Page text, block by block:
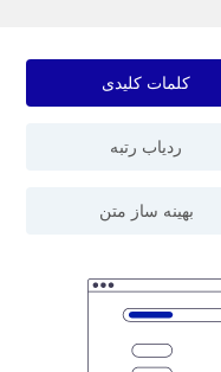
کلمات کلیدی
ردیاب رتبه
بهینه ساز متن